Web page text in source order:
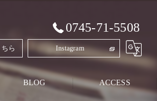
0745-71-5508
ら Instagram
BLOG ACCESS